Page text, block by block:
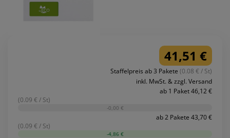
41,51 €
Staffelpreis ab 3 Pakete (0.08 € / St)
inkl. MwSt. & zzgl. Versand
ab 1 Paket 46,12 €
(0.09 € / St)
-0,00 €
ab 2 Pakete 43,70 €
(0.09 € / St)
-4,86 €